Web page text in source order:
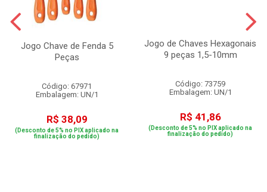
Jogo Chave de Fenda 5
Peças
Código: 67971
Embalagem: UN/1
R$ 38,09
(Desconto de 5% no PIX aplicado na
finalização do pedido)
Jogo de Chaves Hexagonais
9 peças 1,5-10mm
Código: 73759
Embalagem: UN/1
R$ 41,86
(Desconto de 5% no PIX aplicado na
finalização do pedido)